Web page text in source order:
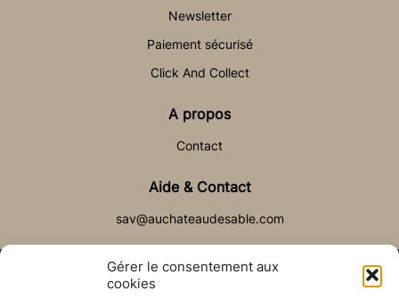
Gérer le consentement aux
cookies
Newsletter
Paiement sécurisé
Click And Collect
A propos
Contact
Aide & Contact
sav@auchateaudesable.com